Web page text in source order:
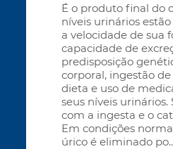
É o produto final do
níveis urinários
a velocidade de sua
capacidade de
predisposição
corporal, ingestão
dieta e uso de
seus níveis
com a ingesta e o
Em condições
úrico é eliminado po